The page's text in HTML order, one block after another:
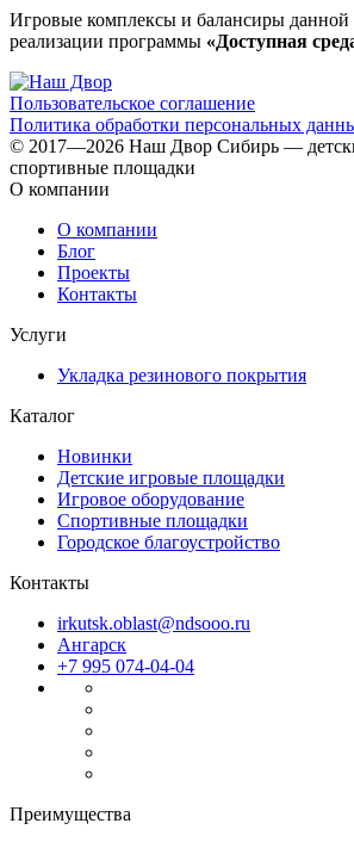
Игровые комплексы и балансиры данной
реализации программы «Доступная
Пользовательское соглашение
Политика обработки персональных
© 2017—2026 Наш Двор Сибирь —
спортивные площадки
О компании
О компании
Блог
Проекты
Контакты
Услуги
Укладка резинового покрытия
Каталог
Новинки
Детские игровые площадки
Игровое оборудование
Спортивные площадки
Городское благоустройство
Контакты
irkutsk.oblast@ndsooo.ru
Ангарск
+7 995 074-04-04
Преимущества